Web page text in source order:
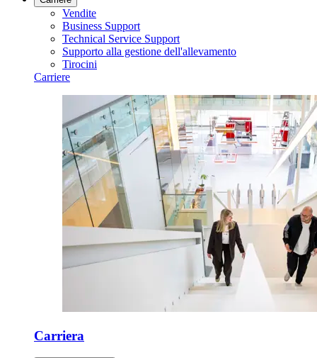
Vendite
Business Support
Technical Service Support
Supporto alla gestione dell'allevamento
Tirocini
Carriere
Carriera